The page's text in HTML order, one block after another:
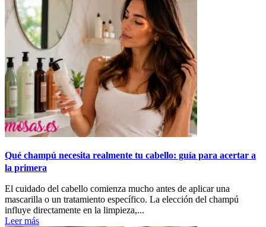
Qué champú necesita realmente tu cabello: guía para acertar a
la primera
El cuidado del cabello comienza mucho antes de aplicar una
mascarilla o un tratamiento específico. La elección del champú
influye directamente en la limpieza,...
Leer más